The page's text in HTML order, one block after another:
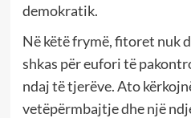
demokratik.
Në këtë frymë, fitoret nuk
shkas për eufori të
ndaj të tjerëve. Ato
vetëpërmbajtje dhe një